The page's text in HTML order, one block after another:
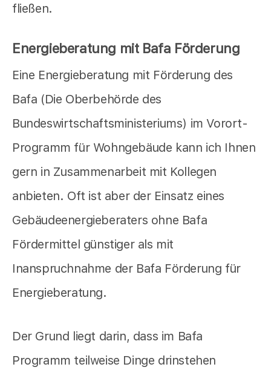
fließen.
Energieberatung mit Bafa Förderung
Eine Energieberatung mit Förderung des
Bafa (Die Oberbehörde des
Bundeswirtschaftsministeriums) im Vorort-
Programm für Wohngebäude kann ich Ihnen
gern in Zusammenarbeit mit Kollegen
anbieten. Oft ist aber der Einsatz eines
Gebäudeenergieberaters ohne Bafa
Fördermittel günstiger als mit
Inanspruchnahme der Bafa Förderung für
Energieberatung.
Der Grund liegt darin, dass im Bafa
Programm teilweise Dinge drinstehen